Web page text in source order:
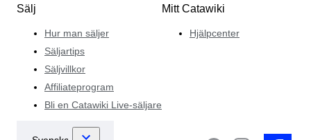
Sälj
Hur man säljer
Säljartips
Säljvillkor
Affiliateprogram
Bli en Catawiki Live-säljare
Mitt Catawiki
Hjälpcenter